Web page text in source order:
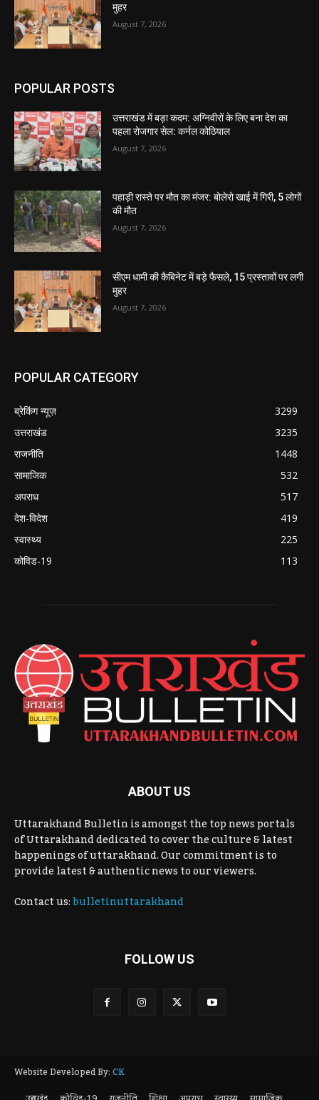
मुहर
August 7, 2026
POPULAR POSTS
उत्तराखंड में बड़ा कदम: अग्निवीरों के लिए बना देश का
पहला रोजगार सेल: कर्नल कोठियाल
August 7, 2026
पहाड़ी रास्ते पर मौत का मंजर: बोलेरो खाई में गिरी, 5 लोगों
की मौत
August 7, 2026
सीएम धामी की कैबिनेट में बड़े फैसले, 15 प्रस्तावों पर लगी
मुहर
August 7, 2026
POPULAR CATEGORY
ब्रेकिंग न्यूज़
3299
उत्तराखंड
3235
राजनीति
1448
सामाजिक
532
अपराध
517
देश-विदेश
419
स्वास्थ्य
225
कोविड-19
113
ABOUT US
Uttarakhand Bulletin is amongst the top news portals
of Uttarakhand dedicated to cover the culture & latest
happenings of uttarakhand. Our commitment is to
provide latest & authentic news to our viewers.
Contact us:bulletinuttarakhand
FOLLOW US
Website Developed By:CK